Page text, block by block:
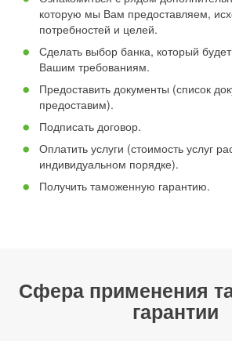
которую мы Вам предоставляем,
потребностей и целей.
Сделать выбор банка, который будет
Вашим требованиям.
Предоставить документы (список
предоставим).
Подписать договор.
Оплатить услуги (стоимость услуг
индивидуальном порядке).
Получить таможенную гарантию.
Сфера применения
гарантии